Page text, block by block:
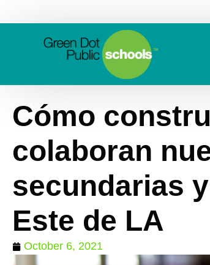
Cómo
colaboran
secundarias
Este de LA
October 6, 2021